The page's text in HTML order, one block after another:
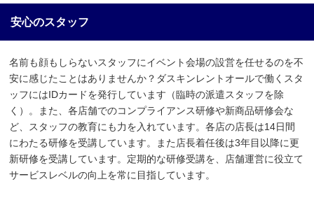
安心のスタッフ
名前も顔もしらないスタッフにイベント会場の設営を任せるのを不
安に感じたことはありませんか？ダスキンレントオールで働くスタ
ッフにはIDカードを発行しています（臨時の派遣スタッフを除
く）。また、各店舗でのコンプライアンス研修や新商品研修会な
ど、スタッフの教育にも力を入れています。各店の店長は14日間
にわたる研修を受講しています。また店長着任後は3年目以降に更
新研修を受講しています。定期的な研修受講を、店舗運営に役立て
サービスレベルの向上を常に目指しています。